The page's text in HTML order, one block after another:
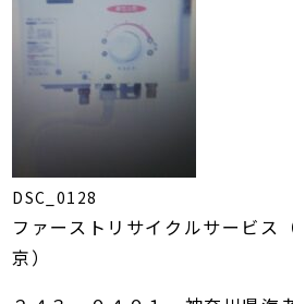
DSC_0128
ファーストリサイクルサービス
京）